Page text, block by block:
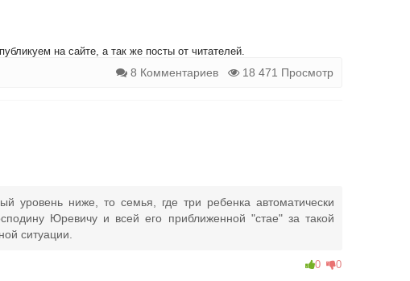
на сайте, а так же посты от читателей.
8 Комментариев 18 471 Просмотр
уровень ниже, то семья, где три ребенка автоматически
Юревичу и всей его приближенной "стае" за такой
ситуации.
0 0